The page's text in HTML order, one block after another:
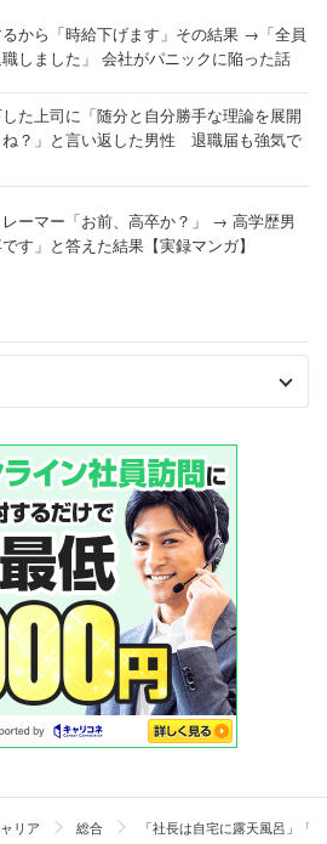
から「時給下げます」その結果 →「全員
が一気に退職しました」 会社がパニックに陥った話
た上司に「随分と自分勝手な理論を展開
ね？」と言い返した男性 退職届も強気で
ーマー「お前、高卒か？」 → 高学歴男
す」と答えた結果【実録マンガ】
リア 総合 「社長は自宅に露天風呂」「